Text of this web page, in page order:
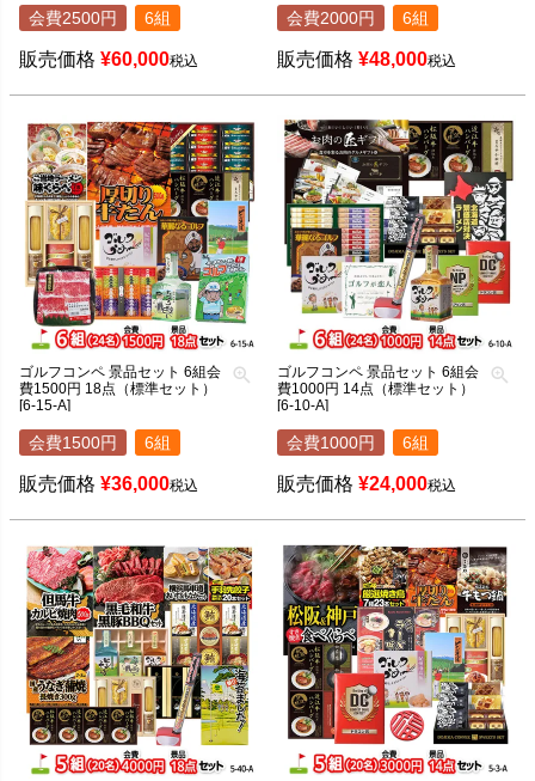
会費2500円 6組
販売価格 ¥60,000税込
会費2000円 6組
販売価格 ¥48,000税込
ゴルフコンペ 景品セット 6組会
費1500円 18点（標準セット）
[6-15-A]
会費1500円 6組
販売価格 ¥36,000税込
ゴルフコンペ 景品セット 6組会
費1000円 14点（標準セット）
[6-10-A]
会費1000円 6組
販売価格 ¥24,000税込